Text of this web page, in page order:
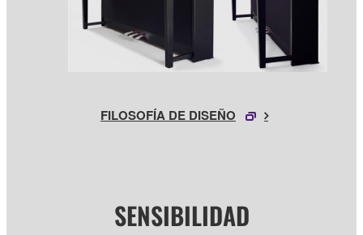
FILOSOFÍA DE DISEÑO
SENSIBILIDAD